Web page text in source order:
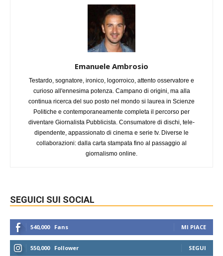
Emanuele Ambrosio
Testardo, sognatore, ironico, logorroico, attento osservatore e
curioso all'ennesima potenza. Campano di origini, ma alla
continua ricerca del suo posto nel mondo si laurea in Scienze
Politiche e contemporaneamente completa il percorso per
diventare Giornalista Pubblicista. Consumatore di dischi, tele-
dipendente, appassionato di cinema e serie tv. Diverse le
collaborazioni: dalla carta stampata fino al passaggio al
giornalismo online.
SEGUICI SUI SOCIAL
540,000 Fans MI PIACE
550,000 Follower SEGUI